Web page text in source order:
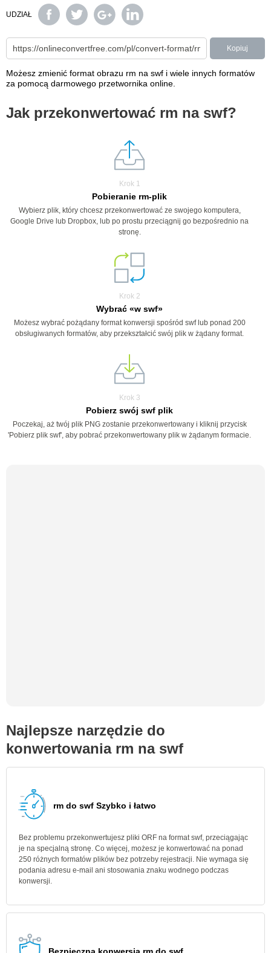
UDZIAŁ
Kopiuj
Możesz zmienić format obrazu rm na swf i wiele innych formatów
za pomocą darmowego przetwornika online.
Jak przekonwertować rm na swf?
Krok 1
Pobieranie rm-plik
Wybierz plik, który chcesz przekonwertować ze swojego komputera,
Google Drive lub Dropbox, lub po prostu przeciągnij go bezpośrednio na
stronę.
Krok 2
Wybrać «w swf»
Możesz wybrać pożądany format konwersji spośród swf lub ponad 200
obsługiwanych formatów, aby przekształcić swój plik w żądany format.
Krok 3
Pobierz swój swf plik
Poczekaj, aż twój plik PNG zostanie przekonwertowany i kliknij przycisk
'Pobierz plik swf', aby pobrać przekonwertowany plik w żądanym formacie.
Najlepsze narzędzie do
konwertowania rm na swf
rm do swf Szybko i łatwo
Bez problemu przekonwertujesz pliki ORF na format swf, przeciągając
je na specjalną stronę. Co więcej, możesz je konwertować na ponad
250 różnych formatów plików bez potrzeby rejestracji. Nie wymaga się
podania adresu e-mail ani stosowania znaku wodnego podczas
konwersji.